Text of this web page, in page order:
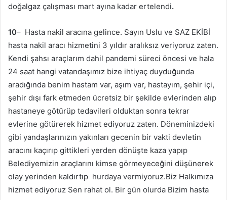
doğalgaz çalışması mart ayına kadar ertelendi.
10– Hasta nakil aracına gelince. Sayın Uslu ve SAZ EKİBİ
hasta nakil aracı hizmetini 3 yıldır aralıksız veriyoruz zaten.
Kendi şahsı araçlarım dahil pandemi süreci öncesi ve hala
24 saat hangi vatandaşımız bize ihtiyaç duyduğunda
aradığında benim hastam var, aşım var, hastayım, şehir içi,
şehir dışı fark etmeden ücretsiz bir şekilde evlerinden alıp
hastaneye götürüp tedavileri olduktan sonra tekrar
evlerine götürerek hizmet ediyoruz zaten. Döneminizdeki
gibi yandaşlarınızın yakınları gecenin bir vakti devletin
aracını kaçırıp gittikleri yerden dönüşte kaza yapıp
Belediyemizin araçlarını kimse görmeyeceğini düşünerek
olay yerinden kaldırtıp hurdaya vermiyoruz.Biz Halkımıza
hizmet ediyoruz Sen rahat ol. Bir gün olurda Bizim hasta